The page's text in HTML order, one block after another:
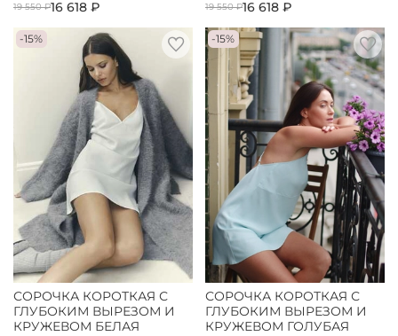
19 550 ₽16 618 ₽ 19 550 ₽16 618 ₽
-15%
СОРОЧКА КОРОТКАЯ С
ГЛУБОКИМ ВЫРЕЗОМ И
КРУЖЕВОМ БЕЛАЯ
-15%
СОРОЧКА КОРОТКАЯ С
ГЛУБОКИМ ВЫРЕЗОМ И
КРУЖЕВОМ ГОЛУБАЯ